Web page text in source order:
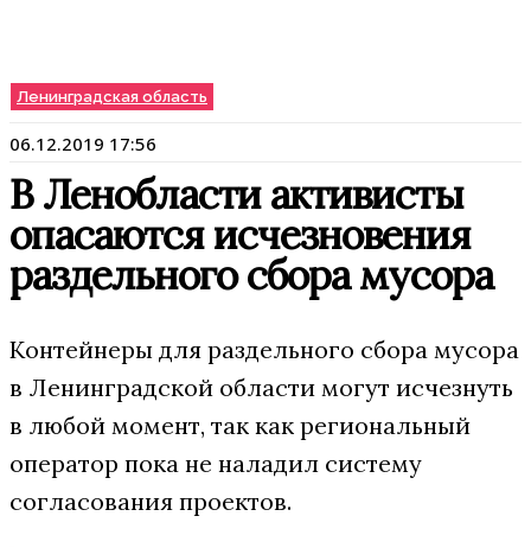
Ленинградская область
06.12.2019 17:56
В Ленобласти активисты
опасаются исчезновения
раздельного сбора мусора
Контейнеры для раздельного сбора мусора
в Ленинградской области могут исчезнуть
в любой момент, так как региональный
оператор пока не наладил систему
согласования проектов.